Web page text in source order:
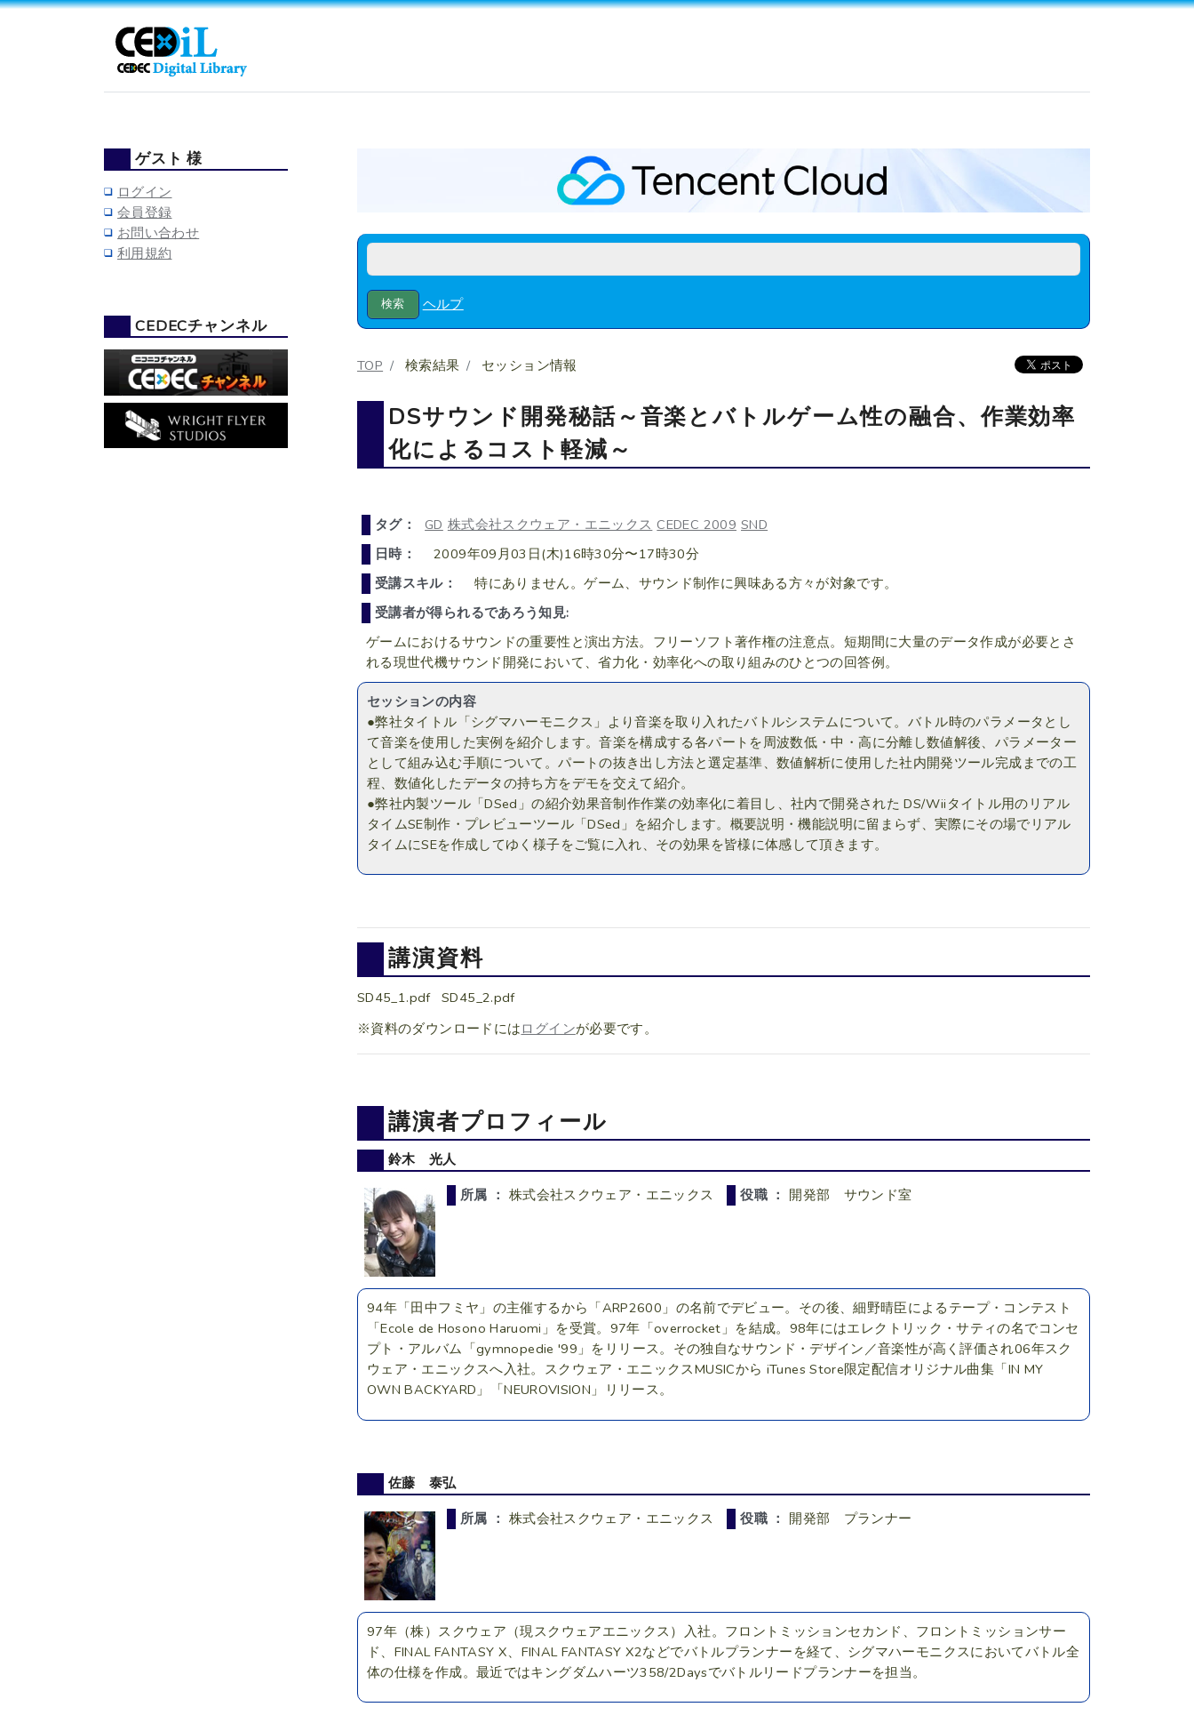
ヘルプ
TOP 検索結果 セッション情報
DSサウンド開発秘話～音楽とバトルゲーム性の融合、作業効率
化によるコスト軽減～
タグ： GD 株式会社スクウェア・エニックス CEDEC 2009 SND
日時：
2009年09月03日(木)16時30分〜17時30分
受講スキル：
特にありません。ゲーム、サウンド制作に興味ある方々が対象です。
受講者が得られるであろう知見:
ゲームにおけるサウンドの重要性と演出方法。フリーソフト著作権の注意点。短期間に大量のデータ作成が必要とさ
れる現世代機サウンド開発において、省力化・効率化への取り組みのひとつの回答例。
セッションの内容
●弊社タイトル「シグマハーモニクス」より音楽を取り入れたバトルシステムについて。バトル時のパラメータとし
て音楽を使用した実例を紹介します。音楽を構成する各パートを周波数低・中・高に分離し数値解後、パラメーター
として組み込む手順について。パートの抜き出し方法と選定基準、数値解析に使用した社内開発ツール完成までの工
程、数値化したデータの持ち方をデモを交えて紹介。
●弊社内製ツール「DSed」の紹介効果音制作作業の効率化に着目し、社内で開発された DS/Wiiタイトル用のリアル
タイムSE制作・プレビューツール「DSed」を紹介します。概要説明・機能説明に留まらず、実際にその場でリアル
タイムにSEを作成してゆく様子をご覧に入れ、その効果を皆様に体感して頂きます。
講演資料
SD45_1.pdf
SD45_2.pdf
※資料のダウンロードには ログインが必要です。
講演者プロフィール
鈴木 光人
所属 ： 株式会社スクウェア・エニックス 役職 ： 開発部 サウンド室
94年「田中フミヤ」の主催するから「ARP2600」の名前でデビュー。その後、細野晴臣によるテープ・コンテスト
「Ecole de Hosono Haruomi」を受賞。97年「overrocket」を結成。98年にはエレクトリック・サティの名でコンセ
プト・アルバム「gymnopedie '99」をリリース。その独自なサウンド・デザイン／音楽性が高く評価され06年スク
ウェア・エニックスへ入社。スクウェア・エニックスMUSICから iTunes Store限定配信オリジナル曲集「IN MY
OWN BACKYARD」「NEUROVISION」リリース。
佐藤 泰弘
所属 ： 株式会社スクウェア・エニックス 役職 ： 開発部 プランナー
97年（株）スクウェア（現スクウェアエニックス）入社。フロントミッションセカンド、フロントミッションサー
ド、FINAL FANTASY X、FINAL FANTASY X2などでバトルプランナーを経て、シグマハーモニクスにおいてバトル全
体の仕様を作成。最近ではキングダムハーツ358/2Daysでバトルリードプランナーを担当。
ゲスト 様
ログイン
会員登録
お問い合わせ
利用規約
CEDECチャンネル